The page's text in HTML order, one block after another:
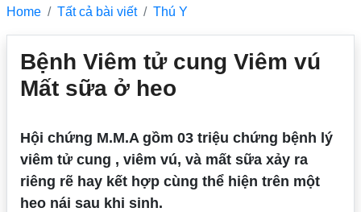
Home Tất cả bài viết Thú Y
Bệnh Viêm tử cung Viêm vú
Mất sữa ở heo
Hội chứng M.M.A gồm 03 triệu chứng bệnh lý
viêm tử cung , viêm vú, và mất sữa xảy ra
riêng rẽ hay kết hợp cùng thể hiện trên một
heo nái sau khi sinh.